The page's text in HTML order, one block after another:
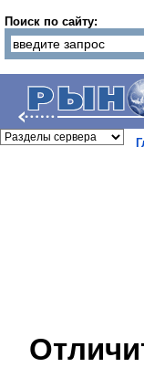
Поиск по сайту: